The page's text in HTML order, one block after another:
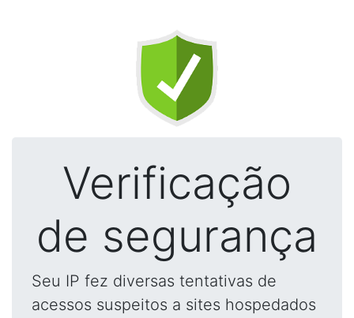
Verificação
de segurança
Seu IP fez diversas tentativas de
acessos suspeitos a sites hospedados